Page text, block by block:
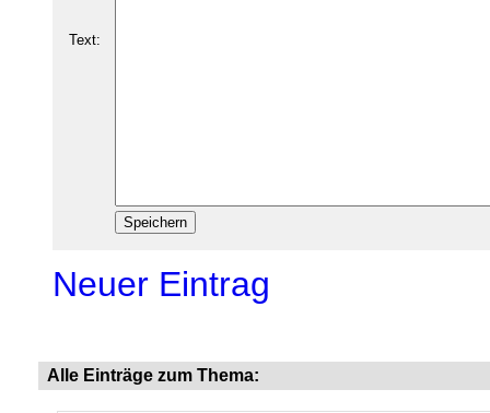
Text:
Neuer Eintrag
Alle Einträge zum Thema: